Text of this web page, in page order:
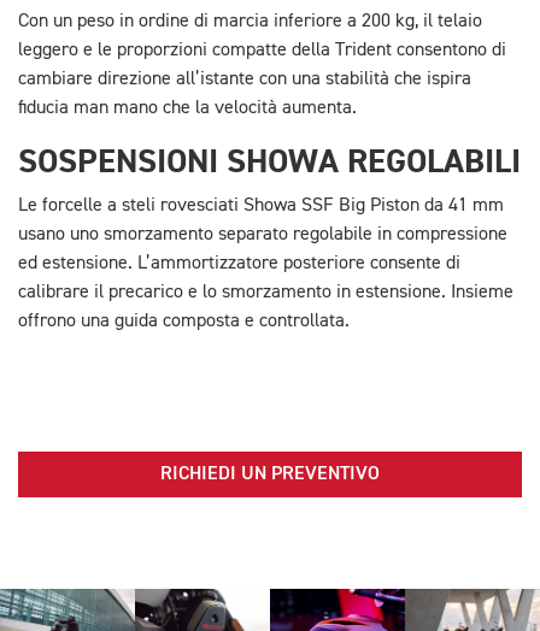
Con un peso in ordine di marcia inferiore a 200 kg, il telaio
leggero e le proporzioni compatte della Trident consentono di
cambiare direzione all’istante con una stabilità che ispira
fiducia man mano che la velocità aumenta.
SOSPENSIONI SHOWA REGOLABILI
Le forcelle a steli rovesciati Showa SSF Big Piston da 41 mm
usano uno smorzamento separato regolabile in compressione
ed estensione. L’ammortizzatore posteriore consente di
calibrare il precarico e lo smorzamento in estensione. Insieme
offrono una guida composta e controllata.
RICHIEDI UN PREVENTIVO